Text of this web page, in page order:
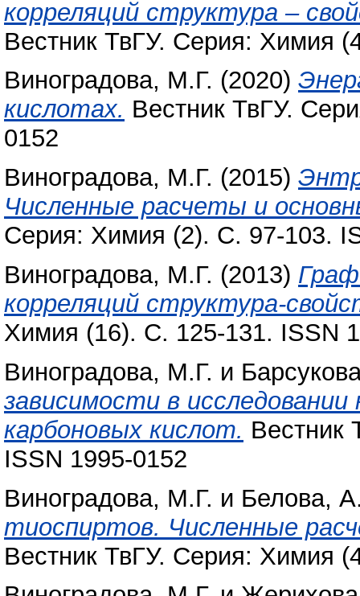
корреляций структура –
Вестник ТвГУ. Серия: Химия
Виноградова, М.Г. (2020)
кислотах. Вестник ТвГУ.
0152
Виноградова, М.Г. (2015)
Численные расчеты и
Серия: Химия (2). С. 97-103.
Виноградова, М.Г. (2013)
корреляций структура-
Химия (16). С. 125-131. ISSN
Виноградова, М.Г. и
зависимости в
карбоновых кислот. Вестник
ISSN 1995-0152
Виноградова, М.Г. и Белова,
тиоспиртов. Численные
Вестник ТвГУ. Серия: Химия